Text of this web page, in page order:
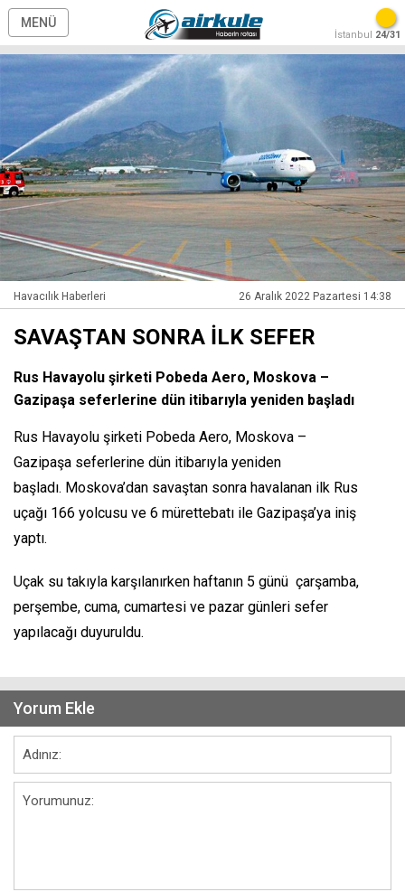
MENÜ
İstanbul 24/31
Havacılık Haberleri 26 Aralık 2022 Pazartesi 14:38
SAVAŞTAN SONRA İLK SEFER
Rus Havayolu şirketi Pobeda Aero, Moskova –
Gazipaşa seferlerine dün itibarıyla yeniden başladı
Rus Havayolu şirketi Pobeda Aero, Moskova –
Gazipaşa seferlerine dün itibarıyla yeniden
başladı. Moskova’dan savaştan sonra havalanan ilk Rus
uçağı 166 yolcusu ve 6 mürettebatı ile Gazipaşa’ya iniş
yaptı.
Uçak su takıyla karşılanırken haftanın 5 günü çarşamba,
perşembe, cuma, cumartesi ve pazar günleri sefer
yapılacağı duyuruldu.
Yorum Ekle